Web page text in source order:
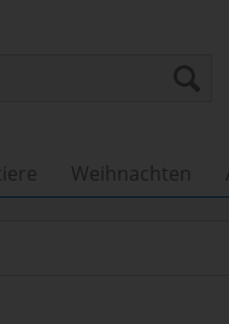
Weihnachten